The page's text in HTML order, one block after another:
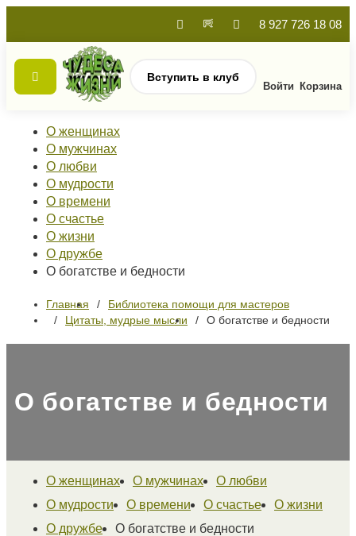
8 927 726 18 08
Вступить в клуб
Войти Корзина
О женщинах
О мужчинах
О любви
О мудрости
О времени
О счастье
О жизни
О дружбе
О богатстве и бедности
Главная
Библиотека помощи для мастеров
Цитаты, мудрые мысли
О богатстве и бедности
О богатстве и бедности
О женщинах О мужчинах
О любви
О мудрости
О времени О счастье
О жизни
О дружбе
О богатстве и бедности